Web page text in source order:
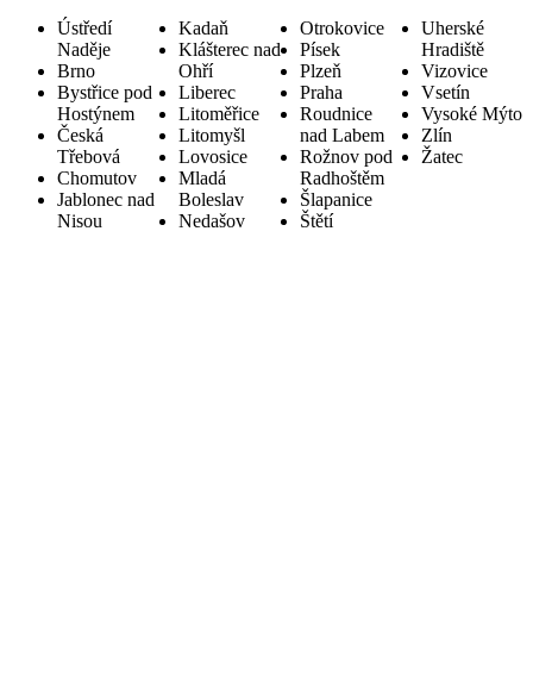
Ústředí
Naděje
Brno
Bystřice pod
Hostýnem
Česká
Třebová
Chomutov
Jablonec nad
Nisou
Kadaň
Klášterec nad
Ohří
Liberec
Litoměřice
Litomyšl
Lovosice
Mladá
Boleslav
Nedašov
Otrokovice
Písek
Plzeň
Praha
Roudnice
nad Labem
Rožnov pod
Radhoštěm
Šlapanice
Štětí
Uherské
Hradiště
Vizovice
Vsetín
Vysoké Mýto
Zlín
Žatec